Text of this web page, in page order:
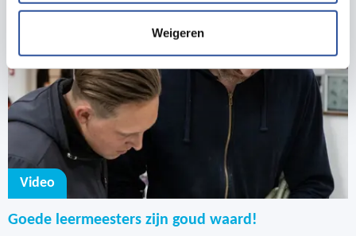
Weigeren
wanneer je de bevestiging wilt zien, dan klik je op
de knop ‘Bevestiging tonen’.
Inloggen op het cursusportaal;
Ga naar ‘Leermeestercursussen’;
Klik op Leermeesters en dan op certificaten:
Video
Goede leermeesters zijn goud waard!